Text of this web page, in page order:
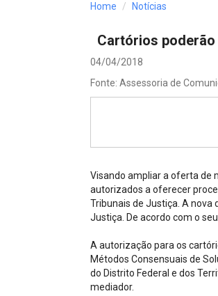
Processos - IBDFAM
Alienação Parental
Encontre um Escritório
IBDFAM Educacional
Home Notícias
Cartórios
04/04/2018
Fonte: Assessoria de
Visando ampliar a oferta de
autorizados a oferecer
Tribunais de Justiça. A nova
Justiça. De acordo com o
A autorização para os
Métodos Consensuais de
do Distrito Federal e dos
mediador.